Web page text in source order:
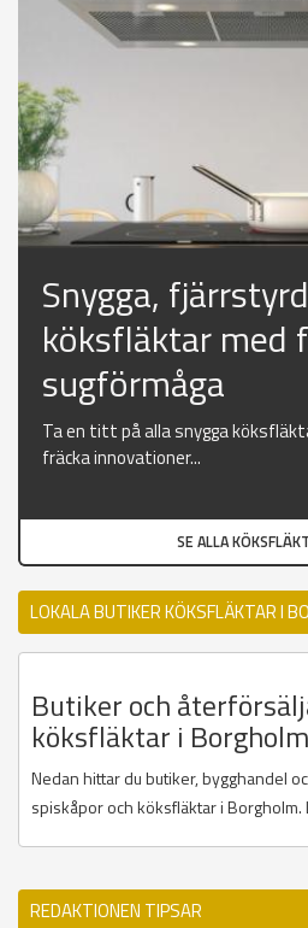
Snygga,
köksfläktar med
sugförmåga
Ta en titt på alla snygga
fräcka innovationer...
SE ALLA
LOKALA BUTIKER KÖKSFLÄKTAR I
Butiker och
köksfläktar i Borgholm
Nedan hittar du butiker, bygghandel
spiskåpor och köksfläktar i Borgholm.
REDAKTIONEN TIPSAR